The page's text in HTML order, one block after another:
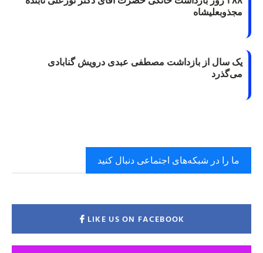
مجذوبعلیشاه
یک سال از بازداشت مصطفی عبدی درویش گنابادی
می‌گذرد
ما را در شبکه‌های اجتماعی دنبال کنید
LIKE US ON FACEBOOK